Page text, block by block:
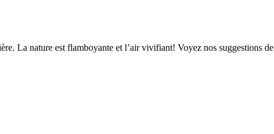
La nature est flamboyante et l’air vivifiant! Voyez nos suggestions